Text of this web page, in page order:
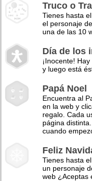
Truco o
Tienes hasta
el personaje
una de las 10
Día de los
¡Inocente!
y luego está
Papá Noel
Encuentra al
en la web y
regalo. Cada
página
cuando
Feliz
Tienes hasta
un personaje
web ¿Aceptas